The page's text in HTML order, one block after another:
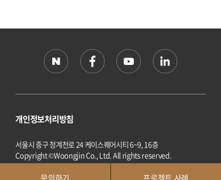
개인정보처리방침
서울시 중구 청계천로 24 케이스퀘어시티 6~9, 16층
Copyright ©Woongjin Co., Ltd. All rights reserved.
문의하기 프로젝트 사례